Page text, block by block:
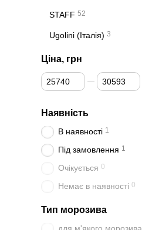
STAFF 52
Ugolini (Італія) 3
Ціна, грн
Від Ціна, грн
До Ціна, грн
Наявність
В наявності 1
Під замовлення 1
Очікується 0
Немає в наявності 0
Тип морозива